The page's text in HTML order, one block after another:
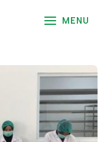
MENU